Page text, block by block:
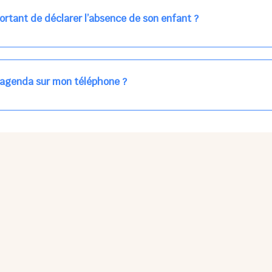
de déclarer l’absence de son enfant ?
enfants à accueillir, et ajuster les plannings au mieux.
car les repas sont commandés à l’avance.
sur mon téléphone ?
sur l'App Store ni Google Play car il s'agit d'une Web App,